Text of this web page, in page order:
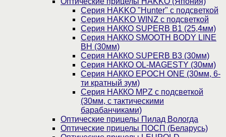
Cерия HAKKO "Hunter" с подсветкой
Серия НAKKO WINZ с подсветкой
Серия НАККО SUPERB B1 (25,4мм)
Серия НАККО SMOOTH BODY LINE
BH (30мм)
Серия НАККО SUPERB B3 (30мм)
Серия НАККО OL-MAGESTY (30мм)
Серия НАККО EPOCH ONE (30мм, 6-
ти кратный зум)
Серия НАККО MPZ с подсветкой
(30мм, c тактическими
барабанчиками)
Оптические прицелы Пилад Вологда
Оптические прицелы ПОСП (Беларусь)